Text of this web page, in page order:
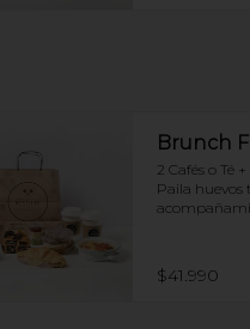
Brunch
2 Cafés o Té
Paila huevos
$41.990